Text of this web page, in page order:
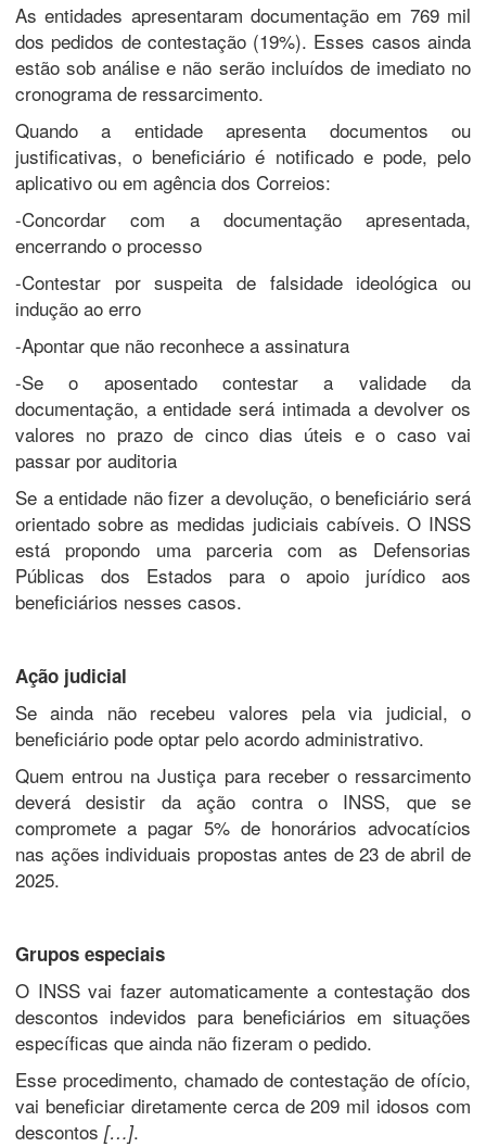
As entidades apresentaram documentação em 769 mil
dos pedidos de contestação (19%). Esses casos ainda
estão sob análise e não serão incluídos de imediato no
cronograma de ressarcimento.
Quando a entidade apresenta documentos ou
justificativas, o beneficiário é notificado e pode, pelo
aplicativo ou em agência dos Correios:
-Concordar com a documentação apresentada,
encerrando o processo
-Contestar por suspeita de falsidade ideológica ou
indução ao erro
-Apontar que não reconhece a assinatura
-Se o aposentado contestar a validade da
documentação, a entidade será intimada a devolver os
valores no prazo de cinco dias úteis e o caso vai
passar por auditoria
Se a entidade não fizer a devolução, o beneficiário será
orientado sobre as medidas judiciais cabíveis. O INSS
está propondo uma parceria com as Defensorias
Públicas dos Estados para o apoio jurídico aos
beneficiários nesses casos.
Ação judicial
Se ainda não recebeu valores pela via judicial, o
beneficiário pode optar pelo acordo administrativo.
Quem entrou na Justiça para receber o ressarcimento
deverá desistir da ação contra o INSS, que se
compromete a pagar 5% de honorários advocatícios
nas ações individuais propostas antes de 23 de abril de
2025.
Grupos especiais
O INSS vai fazer automaticamente a contestação dos
descontos indevidos para beneficiários em situações
específicas que ainda não fizeram o pedido.
Esse procedimento, chamado de contestação de ofício,
vai beneficiar diretamente cerca de 209 mil idosos com
descontos […].